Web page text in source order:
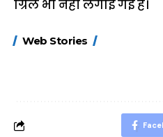
ग्रिल भी नहीं लगाई गई है।
Web Stories
FASTag के ये नए